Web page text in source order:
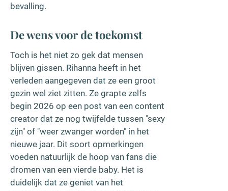
bevalling.
De wens voor de toekomst
Toch is het niet zo gek dat mensen
blijven gissen. Rihanna heeft in het
verleden aangegeven dat ze een groot
gezin wel ziet zitten. Ze grapte zelfs
begin 2026 op een post van een content
creator dat ze nog twijfelde tussen "sexy
zijn" of "weer zwanger worden" in het
nieuwe jaar. Dit soort opmerkingen
voeden natuurlijk de hoop van fans die
dromen van een vierde baby. Het is
duidelijk dat ze geniet van het